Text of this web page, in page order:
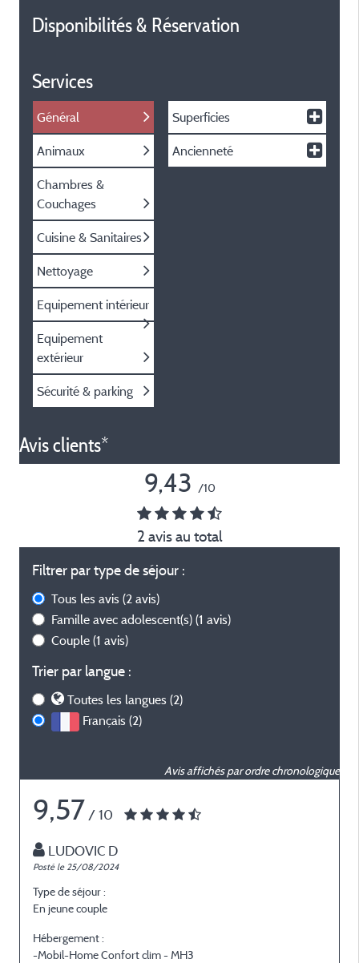
Disponibilités & Réservation
Services
Général
Animaux
Chambres &
Couchages
Cuisine & Sanitaires
Nettoyage
Equipement intérieur
Equipement
extérieur
Sécurité & parking
Superficies
Ancienneté
Avis clients*
9,43 /10
2 avis au total
Filtrer par type de séjour :
Tous les avis (2 avis)
Famille avec adolescent(s) (1 avis)
Couple (1 avis)
Trier par langue :
Toutes les langues (2)
Français (2)
Avis affichés par ordre chronologique
9,57 / 10
LUDOVIC D
Posté le 25/08/2024
Type de séjour :
En jeune couple
Hébergement :
-Mobil-Home Confort clim - MH3